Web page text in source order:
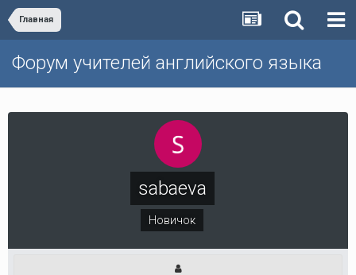
Главная
Форум учителей английского языка
sabaeva
Новичок